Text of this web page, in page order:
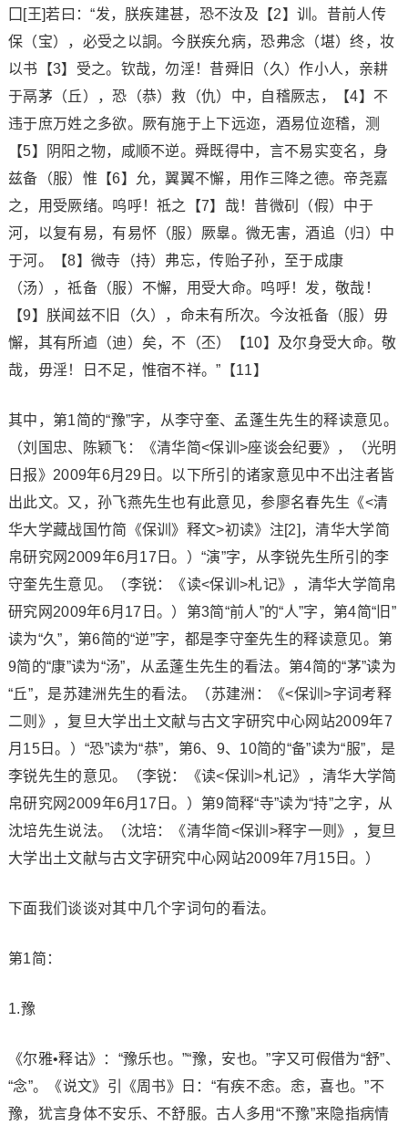
囗[王]若曰：“发，朕疾建甚，恐不汝及【2】训。昔前人传
保（宝），必受之以詷。今朕疾允病，恐弗念（堪）终，妆
以书【3】受之。钦哉，勿淫！昔舜旧（久）作小人，亲耕
于鬲茅（丘），恐（恭）救（仇）中，自稽厥志，【4】不
违于庶万姓之多欲。厥有施于上下远迩，酒易位迩稽，测
【5】阴阳之物，咸顺不逆。舜既得中，言不易实变名，身
兹备（服）惟【6】允，翼翼不懈，用作三降之德。帝尧嘉
之，用受厥绪。呜呼！祗之【7】哉！昔微矵（假）中于
河，以复有易，有易怀（服）厥辠。微无害，酒追（归）中
于河。【8】微寺（持）弗忘，传贻子孙，至于成康
（汤），祗备（服）不懈，用受大命。呜呼！发，敬哉！
【9】朕闻兹不旧（久），命未有所次。今汝祗备（服）毋
懈，其有所逌（迪）矣，不（丕）【10】及尔身受大命。敬
哉，毋淫！日不足，惟宿不祥。”【11】
其中，第1简的“豫”字，从李守奎、孟蓬生先生的释读意见。
（刘国忠、陈颖飞：《清华简<保训>座谈会纪要》，（光明
日报》2009年6月29日。以下所引的诸家意见中不出注者皆
出此文。又，孙飞燕先生也有此意见，参廖名春先生《<清
华大学藏战国竹简《保训》释文>初读》注[2]，清华大学简
帛研究网2009年6月17日。）“演”字，从李锐先生所引的李
守奎先生意见。（李锐：《读<保训>札记》，清华大学简帛
研究网2009年6月17日。）第3简“前人”的“人”字，第4简“旧”
读为“久”，第6简的“逆”字，都是李守奎先生的释读意见。第
9简的“康”读为“汤”，从孟蓬生先生的看法。第4简的“茅”读为
“丘”，是苏建洲先生的看法。（苏建洲：《<保训>字词考释
二则》，复旦大学出土文献与古文字研究中心网站2009年7
月15日。）“恐”读为“恭”，第6、9、10简的“备”读为“服”，是
李锐先生的意见。（李锐：《读<保训>札记》，清华大学简
帛研究网2009年6月17日。）第9简释“寺”读为“持”之字，从
沈培先生说法。（沈培：《清华简<保训>释字一则》，复旦
大学出土文献与古文字研究中心网站2009年7月15日。）
下面我们谈谈对其中几个字词句的看法。
第1简：
1.豫
《尔雅•释诂》：“豫乐也。”“豫，安也。”字又可假借为“舒”、
“念”。《说文》引《周书》日：“有疾不悆。悆，喜也。”不
豫，犹言身体不安乐、不舒服。古人多用“不豫”来隐指病情